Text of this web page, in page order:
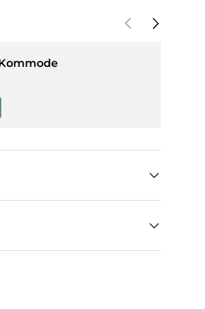
VorherigeNächste